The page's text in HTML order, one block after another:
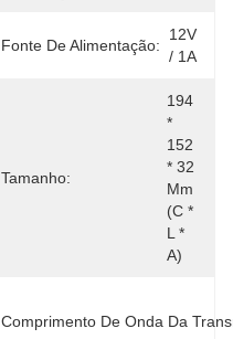
Fonte De Alimentação:
12V
/ 1A
Tamanho:
194
*
152
* 32
Mm
(C *
L *
A)
Comprimento De Onda Da